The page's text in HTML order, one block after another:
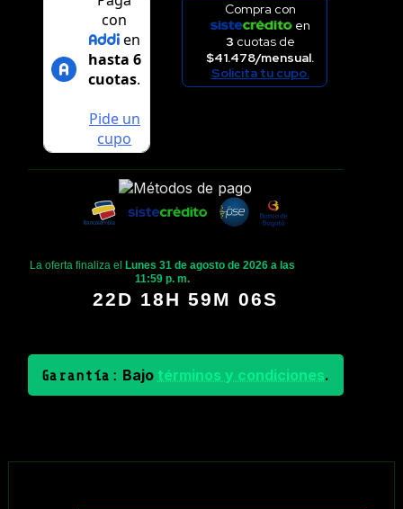
Compra con
en
3 cuotas de
$41.478/mensual.
Solicita tu cupo.
La oferta finaliza el
Lunes 31 de agosto de 2026 a las
11:59 p. m.
22D 18H 59M 05S
Garantía: Bajo términos y condiciones.